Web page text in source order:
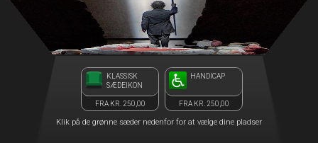
KLASSISK
SÆDEIKON
FRA KR. 250,00
HANDICAP
FRA KR. 250,00
Klik på de grønne sæder nedenfor for at vælge dine pladser